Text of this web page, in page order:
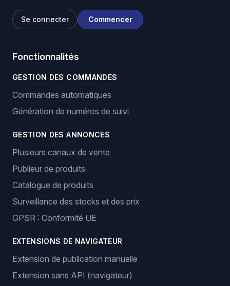
Se connecter Commencer
Fonctionnalités
GESTION DES COMMANDES
Commandes automatiques
Génération de numéros de suivi
GESTION DES ANNONCES
Plusieurs canaux de vente
Publieur de produits
Catalogue de produits
Surveillance des stocks et des prix
GPSR : Conformité UE
EXTENSIONS DE NAVIGATEUR
Extension de publication manuelle
Extension sans API (navigateur)